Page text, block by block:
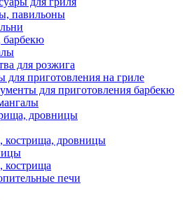
павильоны
барбекю
для розжига
для приготовления на гриле
для приготовления барбекю
дровницы
кострища, дровницы
кострища
печи